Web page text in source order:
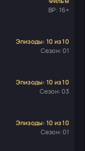
ВР: 16+
Эпизоды: 10 из 10
Сезон: 01
Эпизоды: 10 из 10
Сезон: 03
Эпизоды: 10 из 10
Сезон: 01